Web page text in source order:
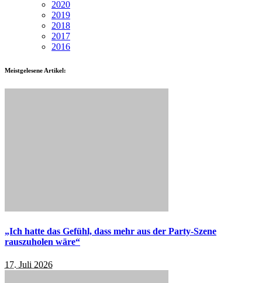
2020
2019
2018
2017
2016
Meistgelesene Artikel:
„Ich hatte das Gefühl, dass mehr aus der Party-Szene
rauszuholen wäre“
17. Juli 2026